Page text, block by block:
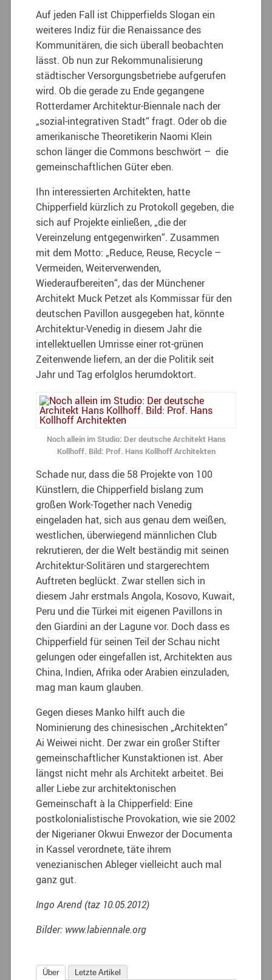
Auf jeden Fall ist Chipperfields Slogan ein
weiteres Indiz für die Renaissance des
Kommunitären, die sich überall beobachten
lässt. Ob nun zur Rekommunalisierung
städtischer Versorgungsbetriebe aufgerufen
wird. Ob die gerade zu Ende gegangene
Rotterdamer Architektur-Biennale nach der
„sozial-integrativen Stadt“ fragt. Oder ob die
amerikanische Theoretikerin Naomi Klein
schon länger die Commons beschwört – die
gemeinschaftlichen Güter eben.
Ihn interessierten Architekten, hatte
Chipperfield kürzlich zu Protokoll gegeben, die
sich auf Projekte einließen, „die der
Vereinzelung entgegenwirken“. Zusammen
mit dem Motto: „Reduce, Reuse, Recycle –
Vermeiden, Weiterverwenden,
Wiederaufbereiten“, das der Münchener
Architekt Muck Petzet als Kommissar für den
deutschen Pavillon ausgegeben hat, könnte
Architektur-Venedig in diesem Jahr die
intellektuellen Umrisse einer rot-grünen
Zeitenwende liefern, an der die Politik seit
Jahr und Tag erfolglos herumdoktort.
Noch allein im Studio: Der deutsche Architekt Hans
Kollhoff. Bild: Prof. Hans Kollhoff Architekten
Schade nur, dass die 58 Projekte von 100
Künstlern, die Chipperfield bislang zum
großen Work-Together nach Venedig
eingeladen hat, sich aus genau dem weißen,
westlichen, überwiegend männlichen Club
rekrutieren, der die Welt beständig mit seinen
Architektur-Solitären und stargerechtem
Auftreten beglückt. Zwar stellen sich in
diesem Jahr erstmals Angola, Kosovo, Kuwait,
Peru und die Türkei mit eigenen Pavillons in
den Giardini an der Lagune vor. Doch dass es
Chipperfield für seinen Teil der Schau nicht
gelungen oder eingefallen ist, Architekten aus
China, Indien, Afrika oder Arabien einzuladen,
mag man kaum glauben.
Gegen dieses Manko hilft auch die
Nominierung des chinesischen „Architekten“
Ai Weiwei nicht. Der zwar ein großer Stifter
gemeinschaftlicher Kunstaktionen ist. Aber
längst nicht mehr als Architekt arbeitet. Bei
aller Liebe zur architektonischen
Gemeinschaft à la Chipperfield: Eine
postkolonialistische Provokation, wie sie 2002
der Nigerianer Okwui Enwezor der Documenta
in Kassel verordnete, täte ihrem
venezianischen Ableger vielleicht auch mal
ganz gut.
Ingo Arend (taz 10.05.2012)
Bilder: www.labiennale.org
Über Letzte Artikel